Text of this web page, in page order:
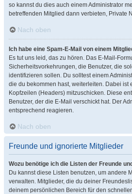
so kannst du dies auch einem Administrator
betreffenden Mitglied dann verbieten, Private
Nach oben
Ich habe eine Spam-E-Mail von einem
Es tut uns leid, das zu hören. Das E-Mail-
Sicherheitsvorkehrungen, die Benutzer, die
identifizieren sollen. Du solltest einem
die du bekommen hast, weiterleiten. Dabei ist
Kopfzeilen (Headers) mitzuschicken. Diese
Benutzer, der die E-Mail verschickt hat. Der
entsprechend reagieren.
Nach oben
Freunde und ignorierte Mitglieder
Wozu benötige ich die Listen der Freunde
Du kannst diese Listen benutzen, um andere
verwalten. Mitglieder, die du deiner
deinem persönlichen Bereich für den